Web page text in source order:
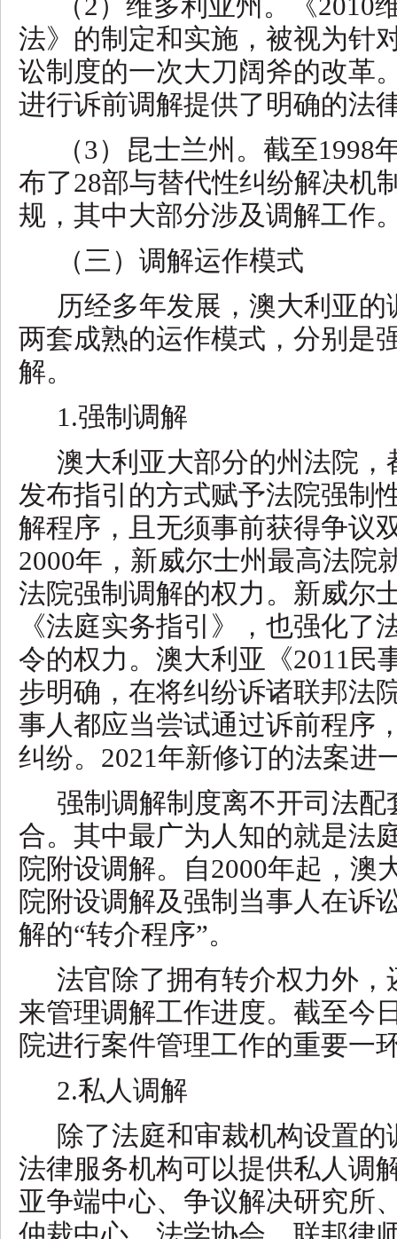
（ 2）维多利亚州。《2010
法》的制定和实施，被视为针
讼制度的一次大刀阔斧的改革
进行诉前调解提供了明确的法
（3）昆士兰州。截至1998
布了28部与替代性纠纷解决机
规，其中大部分涉及调解工作
（三）调解运作模式
历经多年发展，澳大利亚
两套成熟的运作模式，分别是
解。
1.强制调解
澳大利亚大部分的州法院
发布指引的方式赋予法院强制
解程序，且无须事前获得争议
2000年，新威尔士州最高法院
法院强制调解的权力。新威尔
《法庭实务指引》，也强化了
令的权力。澳大利亚《2011民
步明确，在将纠纷诉诸联邦法
事人都应当尝试通过诉前程序
纠纷。2021年新修订的法案进
强制调解制度离不开司法
合。其中最广为人知的就是法
院附设调解。自2000年起，澳
院附设调解及强制当事人在诉
解的“转介程序”。
法官除了拥有转介权力外
来管理调解工作进度。截至今
院进行案件管理工作的重要一
2.私人调解
除了法庭和审裁机构设置
法律服务机构可以提供私人调
亚争端中心、争议解决研究所